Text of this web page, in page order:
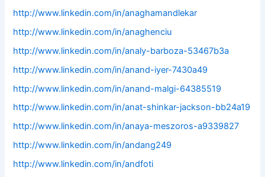
http://www.linkedin.com/in/anaghamandlekar
http://www.linkedin.com/in/anaghenciu
http://www.linkedin.com/in/analy-barboza-53467b3a
http://www.linkedin.com/in/anand-iyer-7430a49
http://www.linkedin.com/in/anand-malgi-64385519
http://www.linkedin.com/in/anat-shinkar-jackson-bb24a19
http://www.linkedin.com/in/anaya-meszoros-a9339827
http://www.linkedin.com/in/andang249
http://www.linkedin.com/in/andfoti